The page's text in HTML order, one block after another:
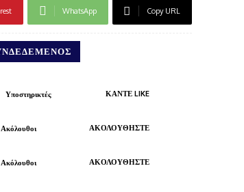
WhatsApp Copy URL
Υποστηρικτές ΚΆΝΤΕ LIKE
Ακόλουθοι ΑΚΟΛΟΥΘΉΣΤΕ
Ακόλουθοι ΑΚΟΛΟΥΘΉΣΤΕ